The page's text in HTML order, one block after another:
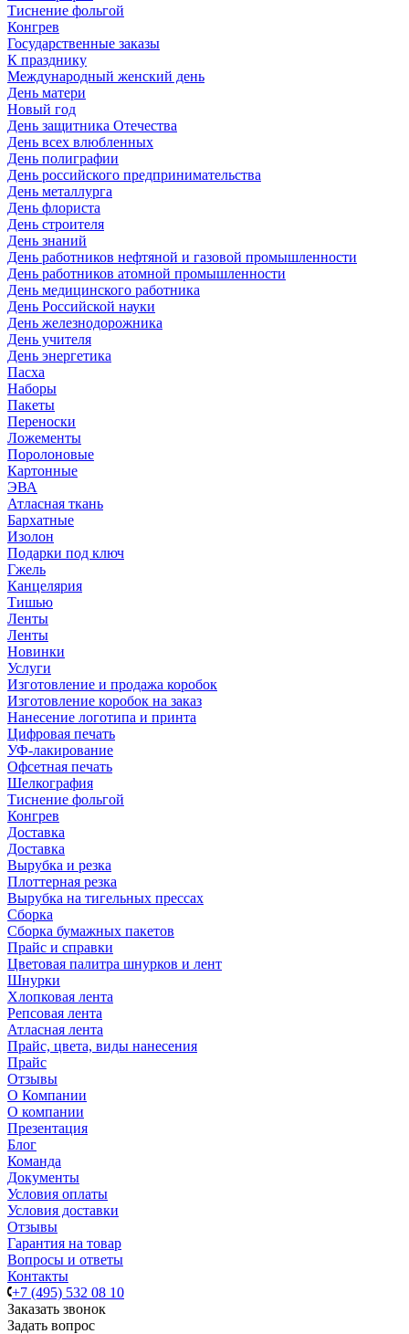
Тиснение фольгой
Конгрев
Государственные заказы
К празднику
Международный женский день
День матери
Новый год
День защитника Отечества
День всех влюбленных
День полиграфии
День российского предпринимательства
День металлурга
День флориста
День строителя
День знаний
День работников нефтяной и газовой промышленности
День работников атомной промышленности
День медицинского работника
День Российской науки
День железнодорожника
День учителя
День энергетика
Пасха
Наборы
Пакеты
Переноски
Ложементы
Поролоновые
Картонные
ЭВА
Атласная ткань
Бархатные
Изолон
Подарки под ключ
Гжель
Канцелярия
Тишью
Ленты
Ленты
Новинки
Услуги
Изготовление и продажа коробок
Изготовление коробок на заказ
Нанесение логотипа и принта
Цифровая печать
УФ-лакирование
Офсетная печать
Шелкография
Тиснение фольгой
Конгрев
Доставка
Доставка
Вырубка и резка
Плоттерная резка
Вырубка на тигельных прессах
Сборка
Сборка бумажных пакетов
Прайс и справки
Цветовая палитра шнурков и лент
Шнурки
Хлопковая лента
Репсовая лента
Атласная лента
Прайс, цвета, виды нанесения
Прайс
Отзывы
О Компании
О компании
Презентация
Блог
Команда
Документы
Условия оплаты
Условия доставки
Отзывы
Гарантия на товар
Вопросы и ответы
Контакты
+7 (495) 532 08 10
Заказать звонок
Задать вопрос